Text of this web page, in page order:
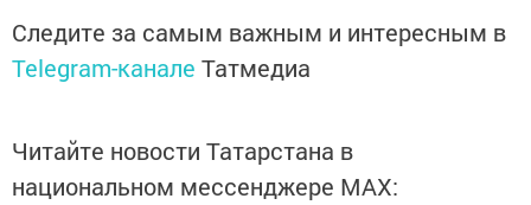
Следите за самым важным и интересным в
Telegram-канале Татмедиа
Читайте новости Татарстана в
национальном мессенджере MАХ: